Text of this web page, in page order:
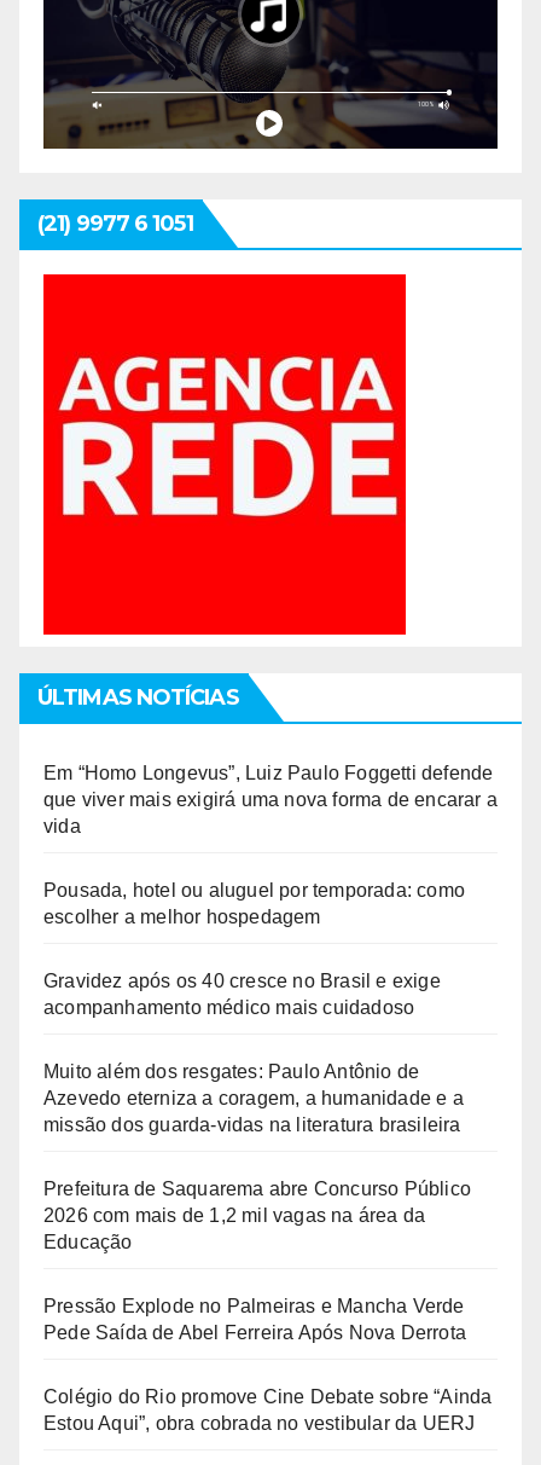
(21) 9977 6 1051
ÚLTIMAS NOTÍCIAS
Em “Homo Longevus”, Luiz Paulo Foggetti defende
que viver mais exigirá uma nova forma de encarar a
vida
Pousada, hotel ou aluguel por temporada: como
escolher a melhor hospedagem
Gravidez após os 40 cresce no Brasil e exige
acompanhamento médico mais cuidadoso
Muito além dos resgates: Paulo Antônio de
Azevedo eterniza a coragem, a humanidade e a
missão dos guarda-vidas na literatura brasileira
Prefeitura de Saquarema abre Concurso Público
2026 com mais de 1,2 mil vagas na área da
Educação
Pressão Explode no Palmeiras e Mancha Verde
Pede Saída de Abel Ferreira Após Nova Derrota
Colégio do Rio promove Cine Debate sobre “Ainda
Estou Aqui”, obra cobrada no vestibular da UERJ